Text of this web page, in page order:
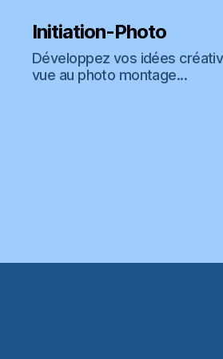
Initiation-Photo
Développez vos idées
vue au photo montage...